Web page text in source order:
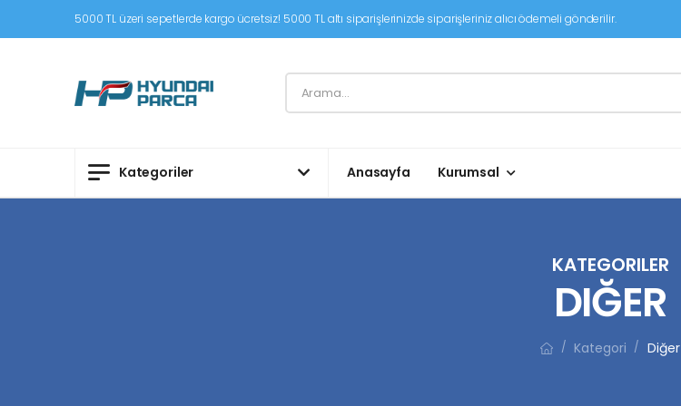
5000 TL üzeri sepetlerde kargo ücretsiz! 5000 TL altı siparişlerinizde siparişleriniz alıcı ödemeli gönderilir.
Kategoriler Anasayfa Kurumsal
KATEGORILER
DIĞER
/ Kategori / Diğer